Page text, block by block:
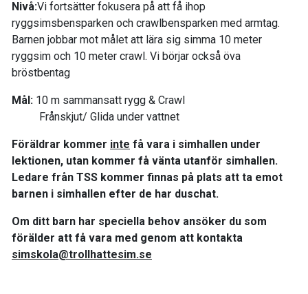
Nivå:Vi fortsätter fokusera på att få ihop
ryggsimsbensparken och crawlbensparken med armtag.
Barnen jobbar mot målet att lära sig simma 10 meter
ryggsim och 10 meter crawl. Vi börjar också öva
bröstbentag
Mål: 10 m sammansatt rygg & Crawl
Frånskjut/ Glida under vattnet
Föräldrar kommer inte få vara i simhallen under
lektionen, utan kommer få vänta utanför simhallen.
Ledare från TSS kommer finnas på plats att ta emot
barnen i simhallen efter de har duschat.
Om ditt barn har speciella behov ansöker du som
förälder att få vara med genom att kontakta
simskola@trollhattesim.se